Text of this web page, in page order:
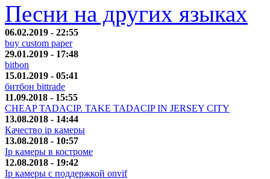
Песни на других языках
06.02.2019 - 22:55
buy custom paper
29.01.2019 - 17:48
bitbon
15.01.2019 - 05:41
битбон bittrade
11.09.2018 - 15:55
CHEAP TADACIP. TAKE TADACIP IN JERSEY CITY
13.08.2018 - 14:44
Качество ip камеры
13.08.2018 - 10:57
Ip камеры в костроме
12.08.2018 - 19:42
Ip камеры с поддержкой onvif